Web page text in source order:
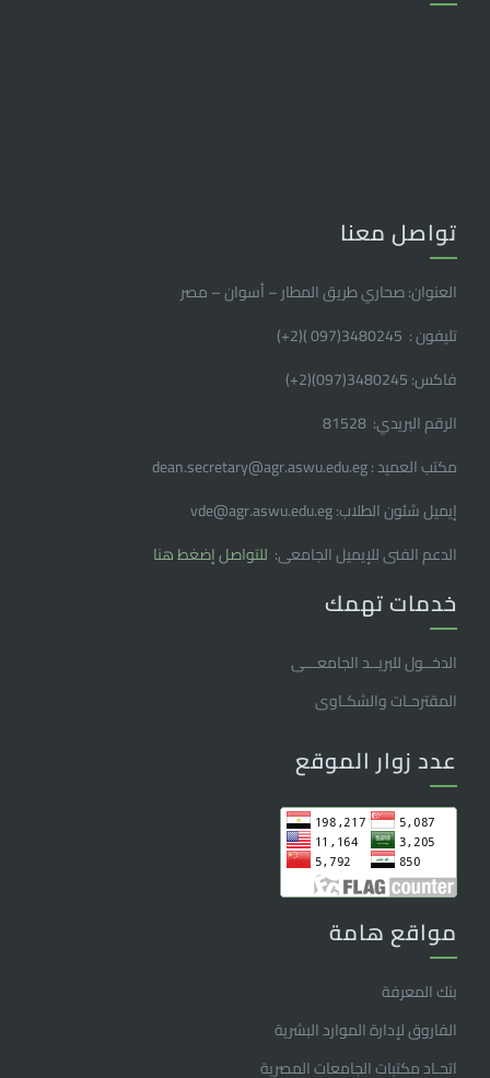
تواصل معنا
العنوان: صحاري طريق المطار – أسوان – مصر
تليفون : 3480245(097 )(2
+
)
فاكس: 3480245(097)(2
+
)
الرقم البريدي: 81528
مكتب العميد : dean.secretary@agr.aswu.edu.eg
إيميل شئون الطلاب: vde@agr.aswu.edu.eg
الدعم الفنى للإيميل الجامعى: للتواصل إضغط هنا
خدمات تهمك
الدخــول للبريــد الجامعـــى
المقترحـات والشكـاوى
عدد زوار الموقع
مواقع هامة
بنك المعرفة
الفاروق ﻹدارة الموارد البشرية
اتحـاد مكتبات الجامعات المصرية